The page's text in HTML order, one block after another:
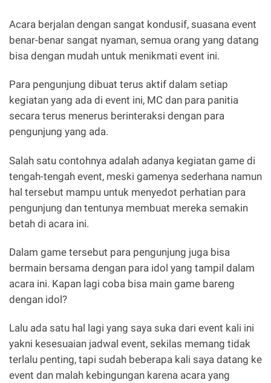
Acara berjalan dengan sangat kondusif, suasana event
benar-benar sangat nyaman, semua orang yang datang
bisa dengan mudah untuk menikmati event ini.
Para pengunjung dibuat terus aktif dalam setiap
kegiatan yang ada di event ini, MC dan para panitia
secara terus menerus berinteraksi dengan para
pengunjung yang ada.
Salah satu contohnya adalah adanya kegiatan game di
tengah-tengah event, meski gamenya sederhana namun
hal tersebut mampu untuk menyedot perhatian para
pengunjung dan tentunya membuat mereka semakin
betah di acara ini.
Dalam game tersebut para pengunjung juga bisa
bermain bersama dengan para idol yang tampil dalam
acara ini. Kapan lagi coba bisa main game bareng
dengan idol?
Lalu ada satu hal lagi yang saya suka dari event kali ini
yakni kesesuaian jadwal event, sekilas memang tidak
terlalu penting, tapi sudah beberapa kali saya datang ke
event dan malah kebingungan karena acara yang